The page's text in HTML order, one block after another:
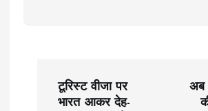
टूरिस्ट वीजा पर
भारत आकर देह-
अब